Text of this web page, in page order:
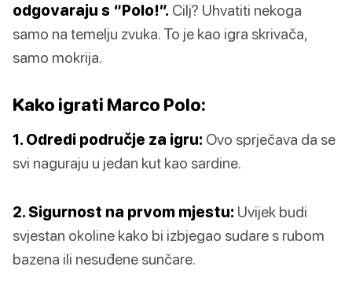
odgovaraju s “Polo!”. Cilj? Uhvatiti nekoga
samo na temelju zvuka. To je kao igra skrivača,
samo mokrija.
Kako igrati Marco Polo:
1. Odredi područje za igru: Ovo sprječava da se
svi naguraju u jedan kut kao sardine.
2. Sigurnost na prvom mjestu: Uvijek budi
svjestan okoline kako bi izbjegao sudare s rubom
bazena ili nesuđene sunčare.